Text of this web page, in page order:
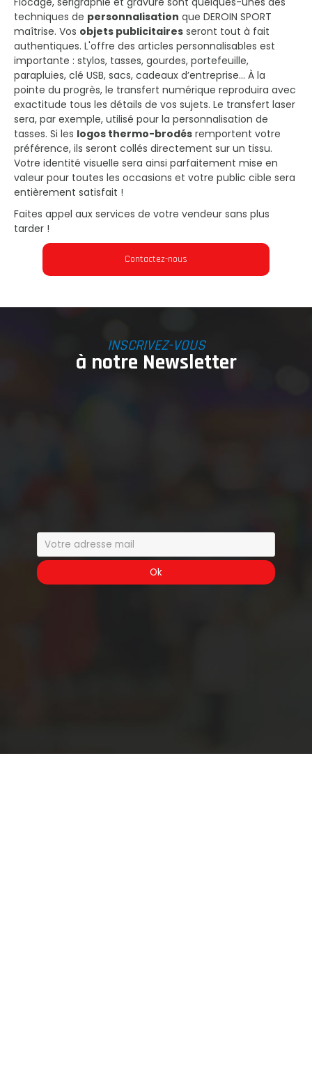
techniques de personnalisation que DEROIN SPORT
maîtrise. Vos objets publicitaires seront tout à fait
authentiques. L'offre des articles personnalisables est
importante : stylos, tasses, gourdes, portefeuille,
parapluies, clé USB, sacs, cadeaux d’entreprise... À la
pointe du progrès, le transfert numérique reproduira avec
exactitude tous les détails de vos sujets. Le transfert laser
sera, par exemple, utilisé pour la personnalisation de
tasses. Si les logos thermo-brodés remportent votre
préférence, ils seront collés directement sur un tissu.
Votre identité visuelle sera ainsi parfaitement mise en
valeur pour toutes les occasions et votre public cible sera
entièrement satisfait !
Faites appel aux services de votre vendeur sans plus
tarder !
Contactez-nous
INSCRIVEZ-VOUS
à notre Newsletter